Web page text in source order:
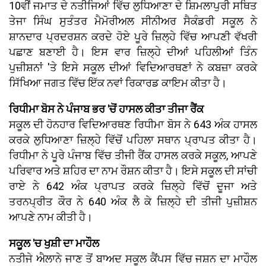
10ਵੀਂ ਜਮਾਤ ਦੇ ਨਤੀਜਿਆਂ ਵਿੱਚ ਲੁਧਿਆਣਾ ਦੇ ਸ਼ਿਮਲਾਪੁਰੀ ਸਥਿਤ
ਤੇਜਾ ਸਿੰਘ ਸੁਤੰਤਰ ਮੈਮੋਰੀਅਲ ਸੀਨੀਅਰ ਸੈਕੰਡਰੀ ਸਕੂਲ ਨੇ
ਸ਼ਾਨਦਾਰ ਪ੍ਰਦਰਸ਼ਨ ਕਰਦੇ ਹੋਏ ਪੂਰੇ ਜ਼ਿਲ੍ਹੇ ਵਿੱਚ ਆਪਣੀ ਵੱਖਰੀ
ਪਛਾਣ ਬਣਾਈ ਹੈ। ਇਸ ਵਾਰ ਜ਼ਿਲ੍ਹੇ ਦੀਆਂ ਪਹਿਲੀਆਂ ਤਿੰਨ
ਪੁਜ਼ੀਸ਼ਨਾਂ 'ਤੇ ਇਸੇ ਸਕੂਲ ਦੀਆਂ ਵਿਦਿਆਰਥਣਾਂ ਨੇ ਕਬਜ਼ਾ ਕਰਕੇ
ਸਿੱਖਿਆ ਜਗਤ ਵਿੱਚ ਇੱਕ ਨਵਾਂ ਰਿਕਾਰਡ ਕਾਇਮ ਕੀਤਾ ਹੈ।
ਰਿਧੀਮਾ ਬੋਸ ਨੇ ਪੰਜਾਬ ਭਰ 'ਚੋਂ ਹਾਸਲ ਕੀਤਾ ਤੀਜਾ ਰੈਂਕ
ਸਕੂਲ ਦੀ ਹੋਨਹਾਰ ਵਿਦਿਆਰਥਣ ਰਿਧੀਮਾ ਬੋਸ ਨੇ 643 ਅੰਕ ਹਾਸਲ
ਕਰਕੇ ਲੁਧਿਆਣਾ ਜ਼ਿਲ੍ਹੇ ਵਿੱਚੋਂ ਪਹਿਲਾ ਸਥਾਨ ਪ੍ਰਾਪਤ ਕੀਤਾ ਹੈ।
ਰਿਧੀਮਾ ਨੇ ਪੂਰੇ ਪੰਜਾਬ ਵਿੱਚ ਤੀਜੀ ਰੈਂਕ ਹਾਸਲ ਕਰਕੇ ਸਕੂਲ, ਆਪਣੇ
ਪਰਿਵਾਰ ਅਤੇ ਸ਼ਹਿਰ ਦਾ ਨਾਮ ਰੌਸ਼ਨ ਕੀਤਾ ਹੈ। ਇਸੇ ਸਕੂਲ ਦੀ ਸਾਂਚੀ
ਰਾਏ ਨੇ 642 ਅੰਕ ਪ੍ਰਾਪਤ ਕਰਕੇ ਜ਼ਿਲ੍ਹੇ ਵਿੱਚੋਂ ਦੂਜਾ ਅਤੇ
ਤਰਨਪ੍ਰੀਤ ਕੌਰ ਨੇ 640 ਅੰਕ ਲੈ ਕੇ ਜ਼ਿਲ੍ਹੇ ਦੀ ਤੀਜੀ ਪੁਜ਼ੀਸ਼ਨ
ਆਪਣੇ ਨਾਮ ਕੀਤੀ ਹੈ।
ਸਕੂਲ 'ਚ ਖੁਸ਼ੀ ਦਾ ਮਾਹੌਲ
ਨਤੀਜੇ ਐਲਾਨੇ ਜਾਣ ਤੋਂ ਬਾਅਦ ਸਕੂਲ ਕੈਂਪਸ ਵਿੱਚ ਜਸ਼ਨ ਦਾ ਮਾਹੌਲ